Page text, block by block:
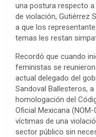
una postura respecto
de violación, Gutiérrez
a que los
temas les restan
Recordó que cuando
feministas se
actual delegado del
Sandoval Ballesteros,
homologación del
Oficial Mexicana
víctimas de una
sector público sin